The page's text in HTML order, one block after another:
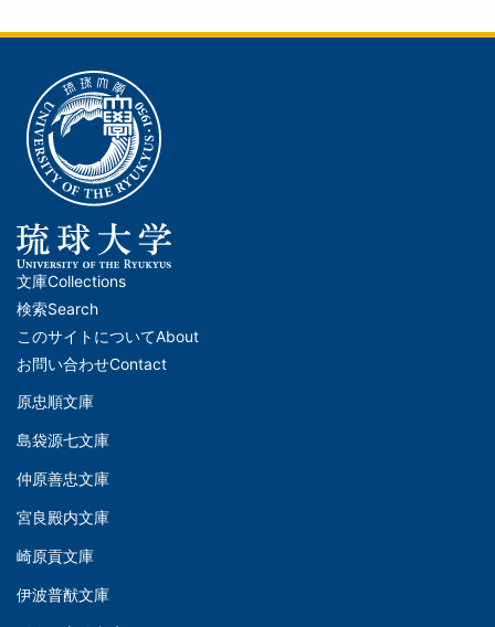
メ
イ
ン
ナ
ビ
ー
シ
ョ
ン
文庫Collections
検索Search
このサイトについてAbout
お問い合わせContact
文
(Left)
原忠順文庫
島袋源七文庫
仲原善忠文庫
文
(Middle)
宮良殿内文庫
崎原貢文庫
伊波普猷文庫